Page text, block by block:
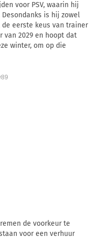
voor PSV, waarin hij
is hij zowel
eerste keus van trainer
van 2029 en hoopt dat
winter, om op die
de voorkeur te
voor een verhuur